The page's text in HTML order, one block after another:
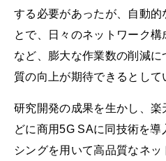
する必要があったが、自動的
とで、日々のネットワーク
など、膨大な作業数の削減
質の向上が期待できるとして
研究開発の成果を生かし、
どに商用5G SAに同技術を導
シングを用いて高品質なネ